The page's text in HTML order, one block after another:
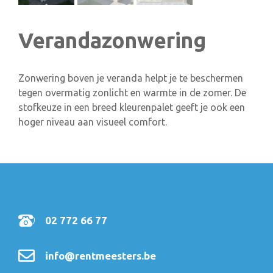
Verandazonwering
Zonwering boven je veranda helpt je te beschermen
tegen overmatig zonlicht en warmte in de zomer. De
stofkeuze in een breed kleurenpalet geeft je ook een
hoger niveau aan visueel comfort.
02 772 66 77
info@rentmeesters.be